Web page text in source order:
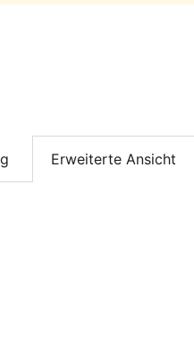
Erweiterte Ansicht